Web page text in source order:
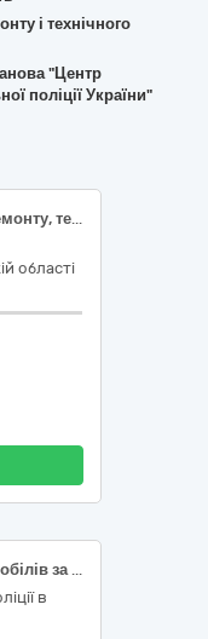
і технічного
"Центр
поліції України"
50110000-9 Послуги з поточного ремонту, технічного обслуговування мототранспортних засобів і супутнього обладнання (Послуги з поточного ремонту і технічного обслуговування транспортних засобів та супутнього обладнання)
області
Послуги з поточного ремонту автомобілів за кодом ДК 021:2015 – 50110000-9 – «Послуги з ремонту і технічного обслуговування мототранспортих засобів і супутнього обладнання»
в